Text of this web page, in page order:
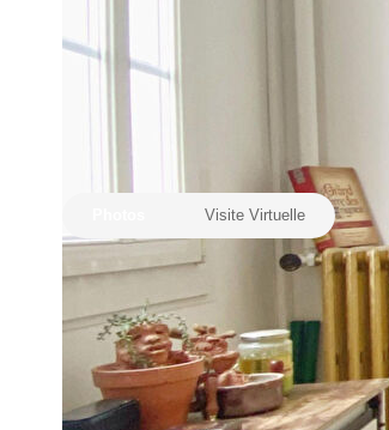
Visite Virtuelle
Description
Réf : 9851
Réf. 9851. CHALONS EN EXCLUSIVITE.